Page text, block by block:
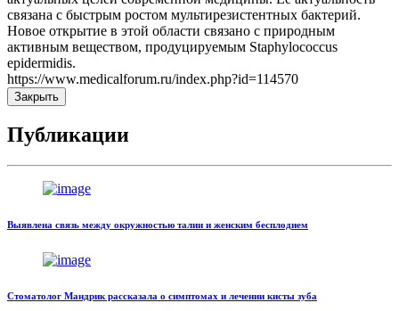
связана с быстрым ростом мультирезистентных бактерий.
Новое открытие в этой области связано с природным
активным веществом, продуцируемым Staphylococcus
epidermidis.
https://www.medicalforum.ru/index.php?id=114570
Закрыть
Публикации
Выявлена связь между окружностью талии и женским бесплодием
Стоматолог Мандрик рассказала о симптомах и лечении кисты зуба